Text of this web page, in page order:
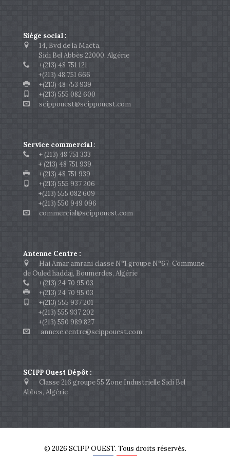
Siège social :
14, Bvd de la Macta,
Sidi Bel Abbès 22000, Algérie
+(213) 48 751 121
+(213) 48 751 666
+(213) 48 753 939
+(213) 555 082 600
scippouest@scippouest.com
Service commercial:
+ (213) 48 751 333
+ (213) 48 751 939
+(213) 48 751 939
+(213) 555 937 206
+(213) 555 082 609
+(213) 550 949 096
commercial@scippouest.com
Antenne Centre :
Hai Amar amrani classe N°1 groupe N°67 Commune
de Ouled haddaj, Boumerdes, Algérie
+(213) 24 70 95 03
+(213) 24 70 95 03
+(213) 555 937 201
+(213) 555 937 202
+(213) 550 989 827
annexe.centre@scippouest.com
SCIPP Ouest Dépôt :
Classe 216 groupe 55 Zone Industrielle Sidi Bel
Abbes, Algérie
© 2026 SCIPP OUEST. Tous droits réservés.